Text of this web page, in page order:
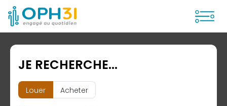
JE RECHERCHE...
Louer Acheter